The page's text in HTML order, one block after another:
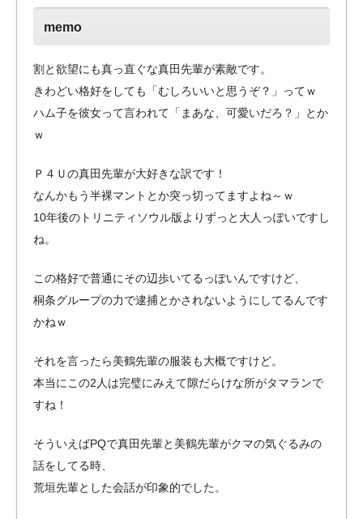
memo
割と欲望にも真っ直ぐな真田先輩が素敵です。
きわどい格好をしても「むしろいいと思うぞ？」ってｗ
ハム子を彼女って言われて「まあな、可愛いだろ？」とか
ｗ
Ｐ４Ｕの真田先輩が大好きな訳です！
なんかもう半裸マントとか突っ切ってますよね～ｗ
10年後のトリニティソウル版よりずっと大人っぽいですし
ね。
この格好で普通にその辺歩いてるっぽいんですけど、
桐条グループの力で逮捕とかされないようにしてるんです
かねｗ
それを言ったら美鶴先輩の服装も大概ですけど。
本当にこの2人は完璧にみえて隙だらけな所がタマランで
すね！
そういえばPQで真田先輩と美鶴先輩がクマの気ぐるみの
話をしてる時、
荒垣先輩とした会話が印象的でした。